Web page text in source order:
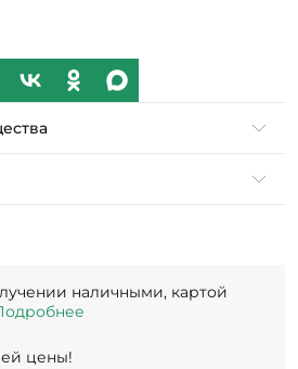
наличными, картой
цены!